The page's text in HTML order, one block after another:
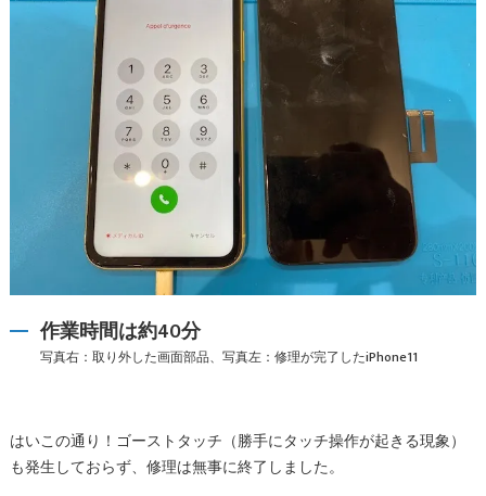
作業時間は約40分
写真右：取り外した画面部品、写真左：修理が完了したiPhone11
はいこの通り！ゴーストタッチ（勝手にタッチ操作が起きる現象）
も発生しておらず、修理は無事に終了しました。